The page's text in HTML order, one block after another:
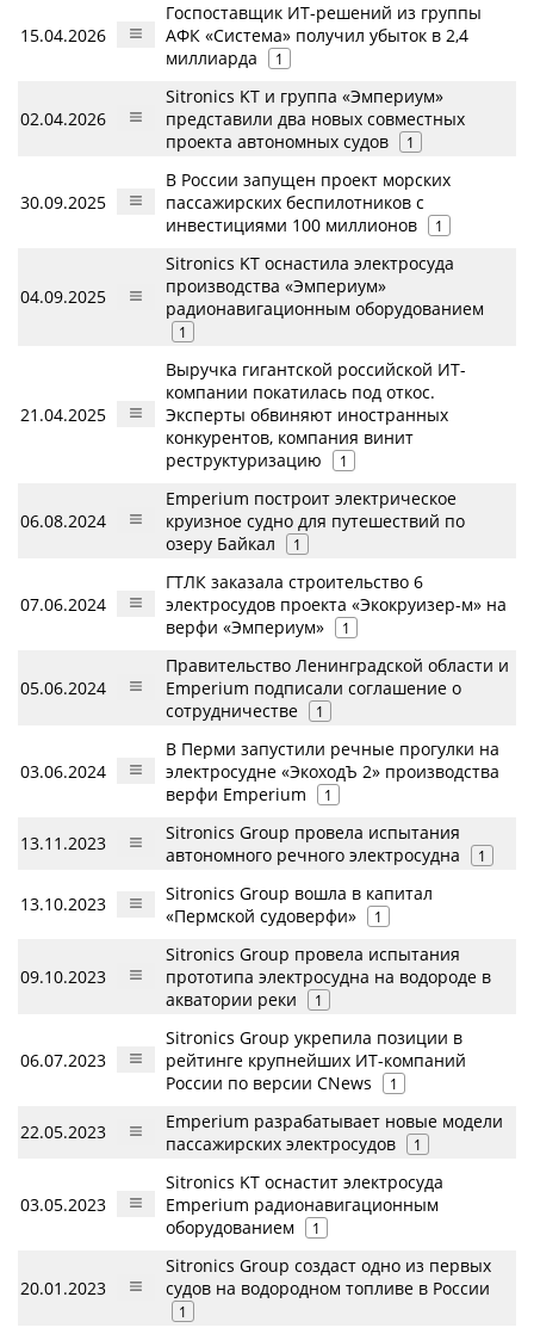
15.04.2026
Госпоставщик ИТ-решений из группы
АФК «Система» получил убыток в 2,4
миллиарда
1
02.04.2026
Sitronics KT и группа «Эмпериум»
представили два новых совместных
проекта автономных судов
1
30.09.2025
В России запущен проект морских
пассажирских беспилотников с
инвестициями 100 миллионов
1
04.09.2025
Sitronics KT оснастила электросуда
производства «Эмпериум»
радионавигационным оборудованием
1
21.04.2025
Выручка гигантской российской ИТ-
компании покатилась под откос.
Эксперты обвиняют иностранных
конкурентов, компания винит
реструктуризацию
1
06.08.2024
Emperium построит электрическое
круизное судно для путешествий по
озеру Байкал
1
07.06.2024
ГТЛК заказала строительство 6
электросудов проекта «Экокруизер-м» на
верфи «Эмпериум»
1
05.06.2024
Правительство Ленинградской области и
Emperium подписали соглашение о
сотрудничестве
1
03.06.2024
В Перми запустили речные прогулки на
электросудне «ЭкоходЪ 2» производства
верфи Emperium
1
13.11.2023
Sitronics Group провела испытания
автономного речного электросудна
1
13.10.2023
Sitronics Group вошла в капитал
«Пермской судоверфи»
1
09.10.2023
Sitronics Group провела испытания
прототипа электросудна на водороде в
акватории реки
1
06.07.2023
Sitronics Group укрепила позиции в
рейтинге крупнейших ИТ-компаний
России по версии CNews
1
22.05.2023
Emperium разрабатывает новые модели
пассажирских электросудов
1
03.05.2023
Sitronics KT оснастит электросуда
Emperium радионавигационным
оборудованием
1
20.01.2023
Sitronics Group создаст одно из первых
судов на водородном топливе в России
1